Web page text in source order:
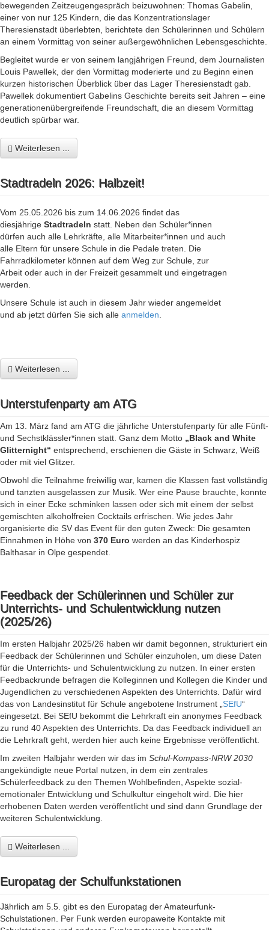
bewegenden Zeitzeugengespräch beizuwohnen: Thomas Gabelin,
einer von nur 125 Kindern, die das Konzentrationslager
Theresienstadt überlebten, berichtete den Schülerinnen und Schülern
an einem Vormittag von seiner außergewöhnlichen Lebensgeschichte.
Begleitet wurde er von seinem langjährigen Freund, dem Journalisten
Louis Pawellek, der den Vormittag moderierte und zu Beginn einen
kurzen historischen Überblick über das Lager Theresienstadt gab.
Pawellek dokumentiert Gabelins Geschichte bereits seit Jahren – eine
generationenübergreifende Freundschaft, die an diesem Vormittag
deutlich spürbar war.
Weiterlesen ...
Stadtradeln 2026: Halbzeit!
Vom 25.05.2026 bis zum 14.06.2026 findet das
diesjährige Stadtradeln statt. Neben den Schüler*innen
dürfen auch alle Lehrkräfte, alle Mitarbeiter*innen und auch
alle Eltern für unsere Schule in die Pedale treten. Die
Fahrradkilometer können auf dem Weg zur Schule, zur
Arbeit oder auch in der Freizeit gesammelt und eingetragen
werden.
Unsere Schule ist auch in diesem Jahr wieder angemeldet
und ab jetzt dürfen Sie sich alle anmelden
Weiterlesen ...
Unterstufenparty am ATG
Am 13. März fand am ATG die jährliche Unterstufenparty für alle Fünft-
und Sechstklässler*innen statt. Ganz dem Motto „Black and White
Glitternight“ entsprechend, erschienen die Gäste in Schwarz, Weiß
oder mit viel Glitzer.
Obwohl die Teilnahme freiwillig war, kamen die Klassen fast vollständig
und tanzten ausgelassen zur Musik. Wer eine Pause brauchte, konnte
sich in einer Ecke schminken lassen oder sich mit einem der selbst
gemischten alkoholfreien Cocktails erfrischen. Wie jedes Jahr
organisierte die SV das Event für den guten Zweck: Die gesamten
Einnahmen in Höhe von 370 Euro werden an das Kinderhospiz
Balthasar in Olpe gespendet.
Feedback der Schülerinnen und Schüler zur
Unterrichts- und Schulentwicklung nutzen
(2025/26)
Im ersten Halbjahr 2025/26 haben wir damit begonnen, strukturiert ein
Feedback der Schülerinnen und Schüler einzuholen, um diese Daten
für die Unterrichts- und Schulentwicklung zu nutzen. In einer ersten
Feedbackrunde befragen die Kolleginnen und Kollegen die Kinder und
Jugendlichen zu verschiedenen Aspekten des Unterrichts. Dafür wird
das von Landesinstitut für Schule angebotene Instrument „ SEfU“
eingesetzt. Bei SEfU bekommt die Lehrkraft ein anonymes Feedback
zu rund 40 Aspekten des Unterrichts. Da das Feedback individuell an
die Lehrkraft geht, werden hier auch keine Ergebnisse veröffentlicht.
Im zweiten Halbjahr werden wir das im Schul-Kompass-NRW 2030
angekündigte neue Portal nutzen, in dem ein zentrales
Schülerfeedback zu den Themen Wohlbefinden, Aspekte sozial-
emotionaler Entwicklung und Schulkultur eingeholt wird. Die hier
erhobenen Daten werden veröffentlicht und sind dann Grundlage der
weiteren Schulentwicklung.
Weiterlesen ...
Europatag der Schulfunkstationen
Jährlich am 5.5. gibt es den Europatag der Amateurfunk-
Schulstationen. Per Funk werden europaweite Kontakte mit